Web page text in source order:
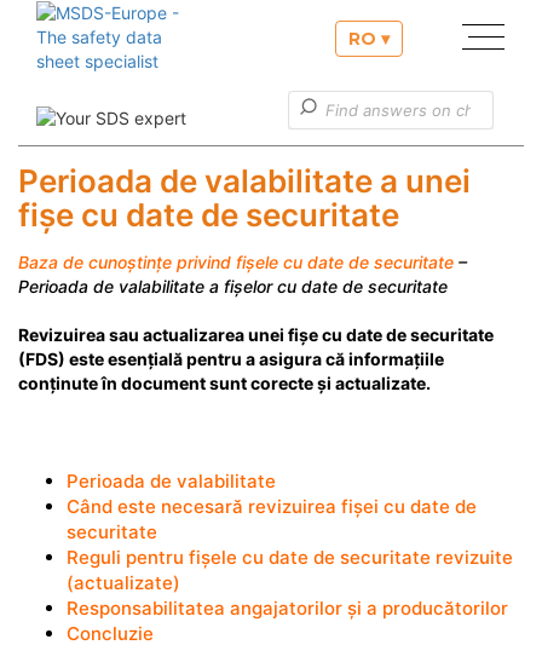
RO ▾
Serviciile noastre
Informaţii utile
Serviciu clienţi
Perioada de valabilitate a unei
fișe cu date de securitate
Baza de cunoștințe privind fișele cu date de securitate –
Perioada de valabilitate a fișelor cu date de securitate
Revizuirea sau actualizarea unei fișe cu date de securitate
(FDS) este esențială pentru a asigura că informațiile
conținute în document sunt corecte și actualizate.
Perioada de valabilitate
Când este necesară revizuirea fișei cu date de
securitate
Reguli pentru fișele cu date de securitate revizuite
(actualizate)
Responsabilitatea angajatorilor și a producătorilor
Concluzie